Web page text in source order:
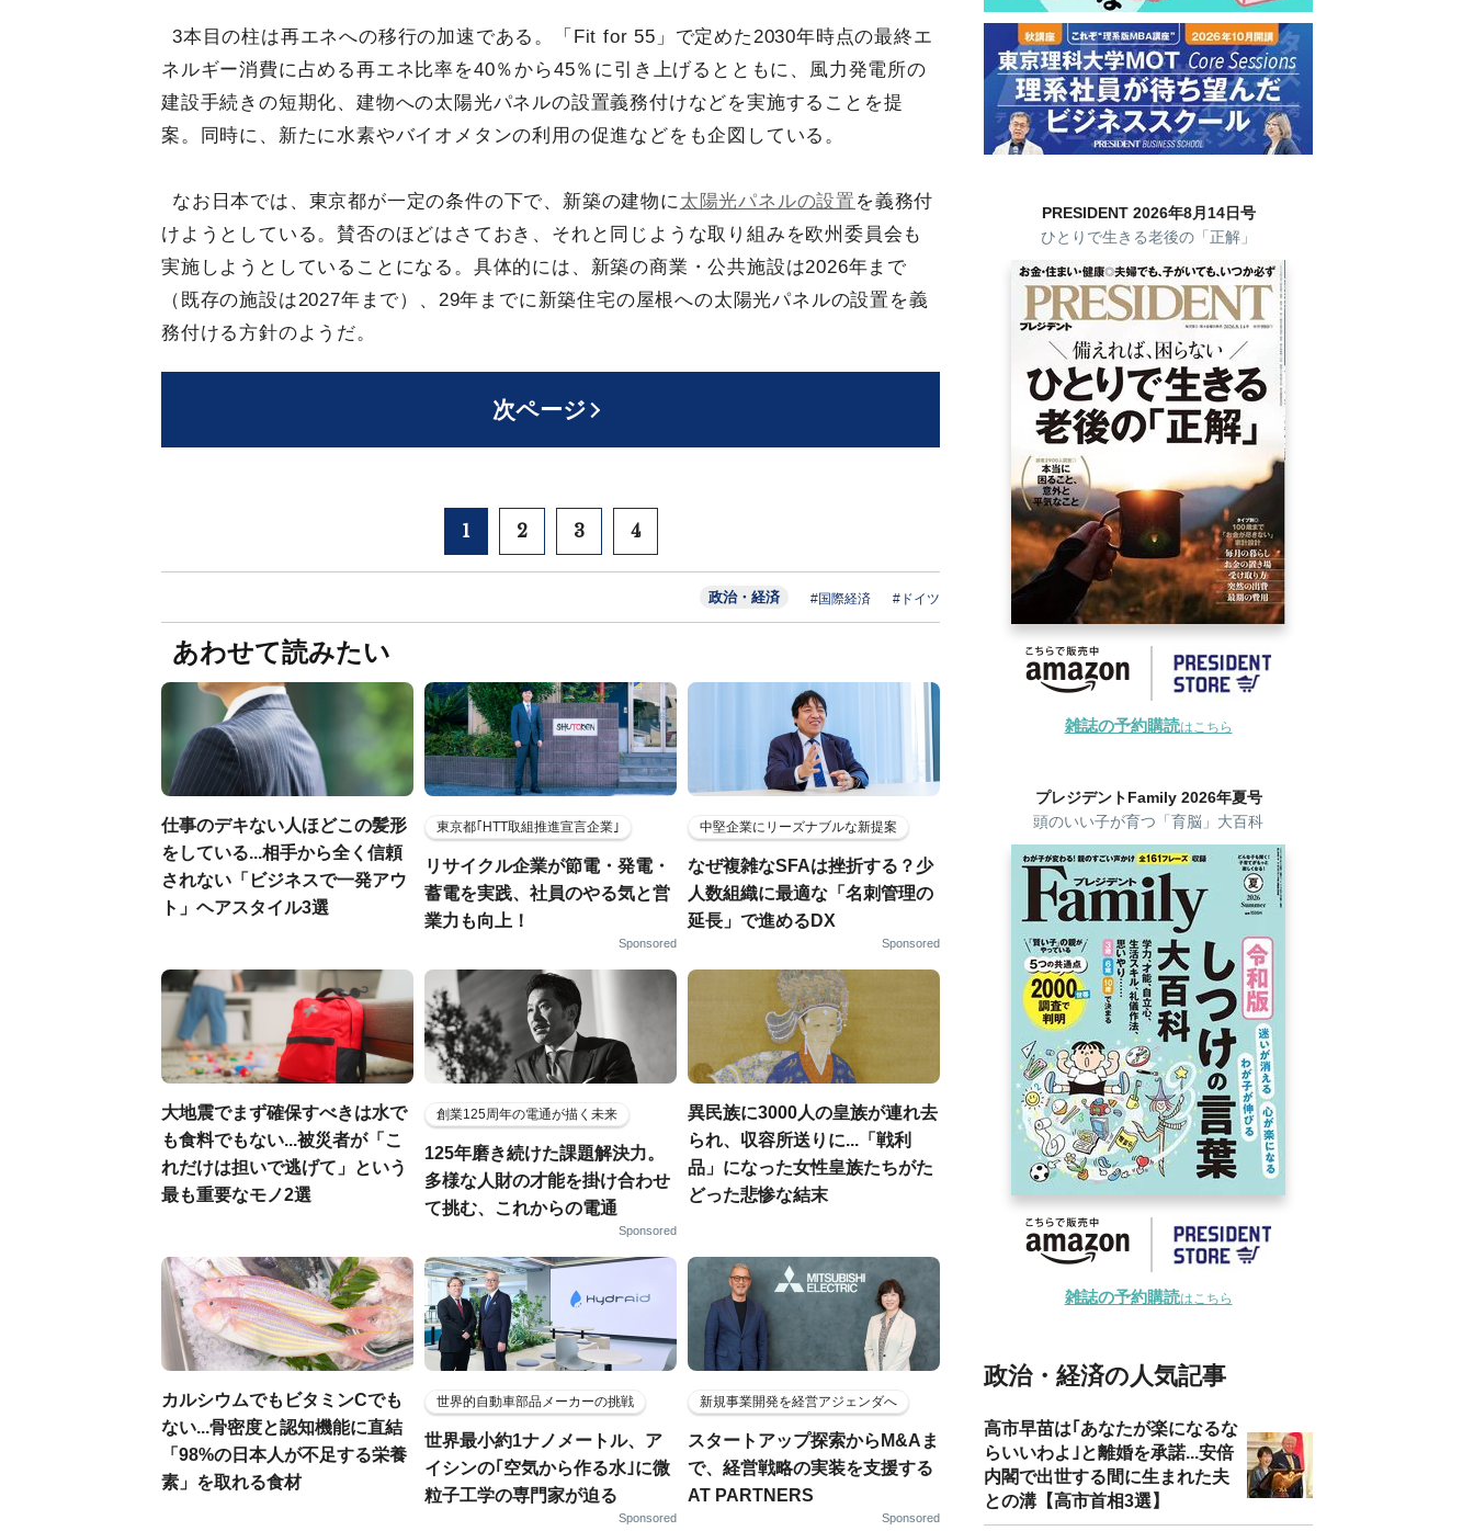
3本目の柱は再エネへの移行の加速である。「Fit for 55」で定めた2030年時点の最終エ
ネルギー消費に占める再エネ比率を40％から45％に引き上げるとともに、風力発電所の
建設手続きの短期化、建物への太陽光パネルの設置義務付けなどを実施することを提
案。同時に、新たに水素やバイオメタンの利用の促進などをも企図している。
なお日本では、東京都が一定の条件の下で、新築の建物に太陽光パネルの設置 を義務付
けようとしている。賛否のほどはさておき、それと同じような取り組みを欧州委員会も
実施しようとしていることになる。具体的には、新築の商業・公共施設は2026年まで
（既存の施設は2027年まで）、29年までに新築住宅の屋根への太陽光パネルの設置を義
務付ける方針のようだ。
次ページ
1 2 3 4
政治・経済 #国際経済 #ドイツ
あわせて読みたい
仕事のデキない人ほどこの髪形
をしている...相手から全く信頼
されない「ビジネスで一発アウ
ト」ヘアスタイル3選
東京都｢HTT取組推進宣言企業｣
リサイクル企業が節電・発電・
蓄電を実践、社員のやる気と営
業力も向上！
Sponsored
中堅企業にリーズナブルな新提案
なぜ複雑なSFAは挫折する？少
人数組織に最適な「名刺管理の
延長」で進めるDX
Sponsored
大地震でまず確保すべきは水で
も食料でもない...被災者が「こ
れだけは担いで逃げて」という
最も重要なモノ2選
創業125周年の電通が描く未来
125年磨き続けた課題解決力。
多様な人財の才能を掛け合わせ
て挑む、これからの電通
Sponsored
異民族に3000人の皇族が連れ去
られ、収容所送りに...「戦利
品」になった女性皇族たちがた
どった悲惨な結末
カルシウムでもビタミンCでも
ない...骨密度と認知機能に直結
「98%の日本人が不足する栄養
素」を取れる食材
世界的自動車部品メーカーの挑戦
世界最小約1ナノメートル、ア
イシンの｢空気から作る水｣に微
粒子工学の専門家が迫る
Sponsored
新規事業開発を経営アジェンダへ
スタートアップ探索からM&Aま
で、経営戦略の実装を支援する
AT PARTNERS
Sponsored
PRESIDENT 2026年8月14日号
ひとりで生きる老後の「正解」
雑誌の予約購読はこちら
プレジデントFamily 2026年夏号
頭のいい子が育つ「育脳」大百科
雑誌の予約購読はこちら
政治・経済の人気記事
高市早苗は｢あなたが楽になるな
らいいわよ｣と離婚を承諾...安倍
内閣で出世する間に生まれた夫
との溝【高市首相3選】